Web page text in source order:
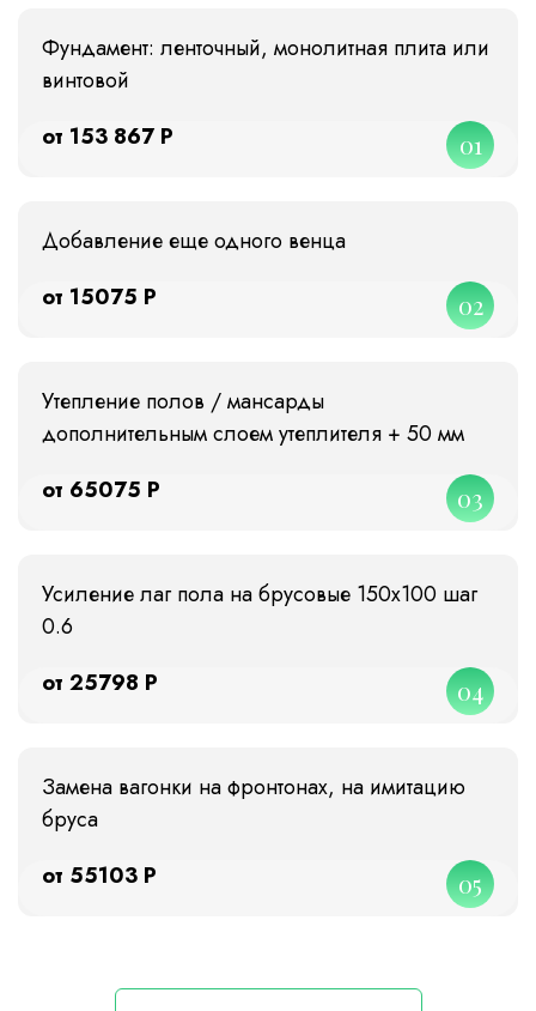
Фундамент: ленточный, монолитная плита или
винтовой
от 153 867 Р
01
Добавление еще одного венца
от 15075 Р
02
Утепление полов / мансарды
дополнительным слоем утеплителя + 50 мм
от 65075 Р
03
Усиление лаг пола на брусовые 150х100 шаг
0.6
от 25798 Р
04
Замена вагонки на фронтонах, на имитацию
бруса
от 55103 Р
05